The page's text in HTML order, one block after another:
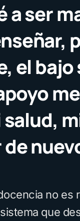
a ser
el bajo
no es
que